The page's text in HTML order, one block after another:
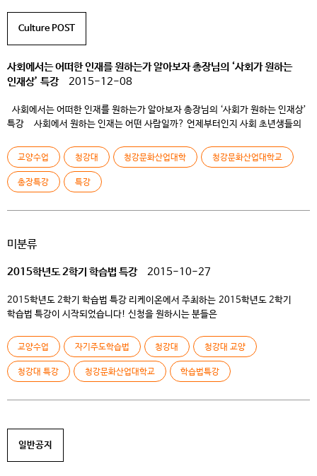
Culture POST
사회에서는 어떠한 인재를 원하는가 알아보자 총장님의 ‘사회가 원하는
인재상’ 특강
2015-12-08
사회에서는 어떠한 인재를 원하는가 알아보자 총장님의 ‘사회가 원하는 인재상’
특강 사회에서 원하는 인재는 어떤 사람일까? 언제부터인지 사회 초년생들의
콘텐츠들이 우후죽순 생산되고 있다. 사회에 대한 막연한 불안감은 졸업을 앞둔
재학생들을 위축시킨다. 사회활동에 대한 올바른 개념이 정립된다면 이러한
두려움은 충분히 해소되지 않을까? 이러한 청강대 […]
교양수업 청강대 청강문화산업대학 청강문화산업대학교
총장특강 특강
미분류
2015학년도 2학기 학습법 특강 2015-10-27
2015학년도 2학기 학습법 특강 리케이온에서 주최하는 2015학년도 2학기
학습법 특강이 시작되었습니다! 신청을 원하시는 분들은
청강문화산업대학교 페이스북 바로가기 ​ ​
교양수업 자기주도학습법 청강대 청강대 교양
청강대 특강 청강문화산업대학교 학습법특강
일반공지